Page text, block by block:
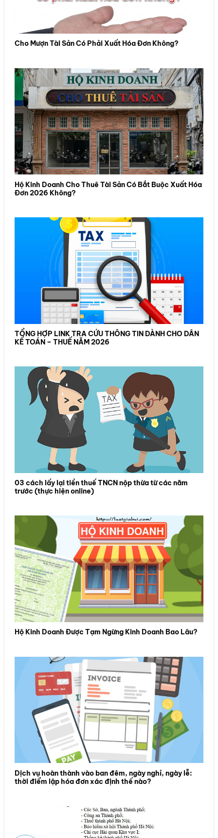
Cho Mượn Tài Sản Có Phải Xuất Hóa Đơn Không?
Hộ Kinh Doanh Cho Thuê Tài Sản Có Bắt Buộc Xuất Hóa
Đơn 2026 Không?
TỔNG HỢP LINK TRA CỨU THÔNG TIN DÀNH CHO DÂN
KẾ TOÁN – THUẾ NĂM 2026
03 cách lấy lại tiền thuế TNCN nộp thừa từ các năm
trước (thực hiện online)
Hộ Kinh Doanh Được Tạm Ngừng Kinh Doanh Bao Lâu?
Dịch vụ hoàn thành vào ban đêm, ngày nghỉ, ngày lễ:
thời điểm lập hóa đơn xác định thế nào?